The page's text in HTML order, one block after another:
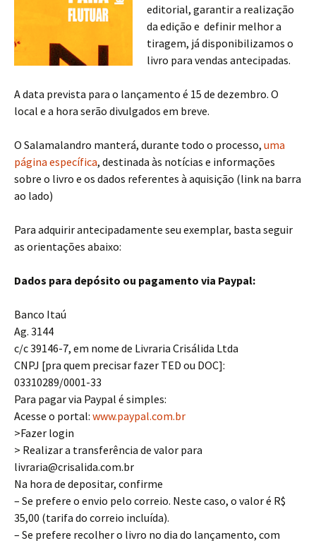
editorial, garantir a realização
da edição e definir melhor a
tiragem, já disponibilizamos o
livro para vendas antecipadas.
A data prevista para o lançamento é 15 de dezembro. O
local e a hora serão divulgados em breve.
O Salamalandro manterá, durante todo o processo, uma
página específica, destinada às notícias e informações
sobre o livro e os dados referentes à aquisição (link na barra
ao lado)
Para adquirir antecipadamente seu exemplar, basta seguir
as orientações abaixo:
Dados para depósito ou pagamento via Paypal:
Banco Itaú
Ag. 3144
c/c 39146-7, em nome de Livraria Crisálida Ltda
CNPJ [pra quem precisar fazer TED ou DOC]:
03310289/0001-33
Para pagar via Paypal é simples:
Acesse o portal: www.paypal.com.br
>Fazer login
> Realizar a transferência de valor para
livraria@crisalida.com.br
Na hora de depositar, confirme
– Se prefere o envio pelo correio. Neste caso, o valor é R$
35,00 (tarifa do correio incluída).
– Se prefere recolher o livro no dia do lançamento, com